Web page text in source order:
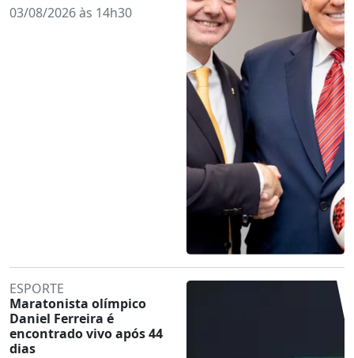
03/08/2026 às 14h30
ESPORTE
Maratonista olímpico
Daniel Ferreira é
encontrado vivo após 44
dias